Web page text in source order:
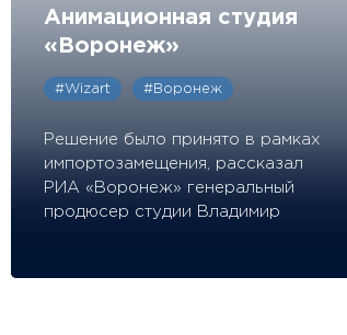
Анимационная студия
«Воронеж»
#Wizart #Воронеж
Решение было принято в рамках
импортозамещения, рассказал
РИА «Воронеж» генеральный
продюсер студии Владимир